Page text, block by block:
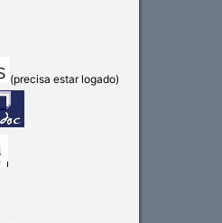
(precisa estar logado)